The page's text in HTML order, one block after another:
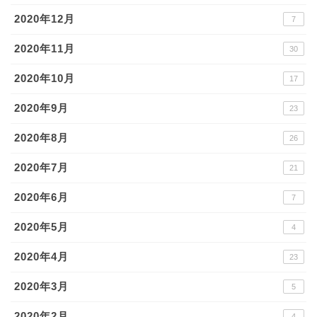
2020年12月 7
2020年11月 30
2020年10月 17
2020年9月 23
2020年8月 26
2020年7月 21
2020年6月 7
2020年5月 4
2020年4月 23
2020年3月 5